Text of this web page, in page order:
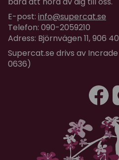
E-post: info@supercat.se
Telefon: 090-2059210
Adress: Björnvägen 11, 906
Supercat.se drivs av
0636)